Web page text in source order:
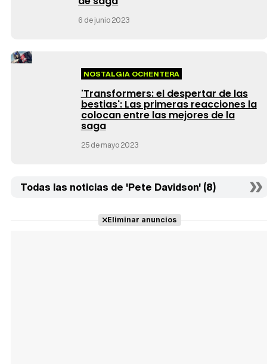
6 de junio 2023
NOSTALGIA OCHENTERA
'Transformers: el despertar de las
bestias': Las primeras reacciones la
colocan entre las mejores de la
saga
25 de mayo 2023
Todas las noticias de 'Pete Davidson' (8)
Eliminar anuncios